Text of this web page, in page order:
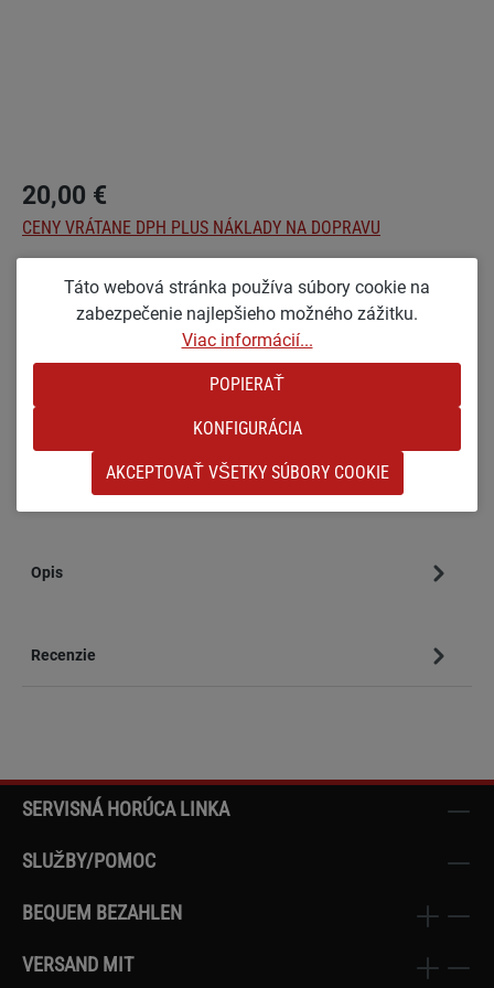
20,00 €
CENY VRÁTANE DPH PLUS NÁKLADY NA DOPRAVU
Vyberte
Optionen
GL [VEĽKÉ A LAKOVANÉ]
Množstvo produktu: Zadajte požadované
PRIDAŤ DO NÁKUPNÉHO KOŠÍKA
Pridať do zoznamu želaní
Číslo produktu:sw-18945
Opis
Recenzie
SERVISNÁ HORÚCA LINKA
SLUŽBY/POMOC
BEQUEM BEZAHLEN
VERSAND MIT
Táto webová stránka používa súbory cookie na
zabezpečenie najlepšieho možného zážitku.
Viac informácií...
POPIERAŤ
KONFIGURÁCIA
AKCEPTOVAŤ VŠETKY SÚBORY COOKIE